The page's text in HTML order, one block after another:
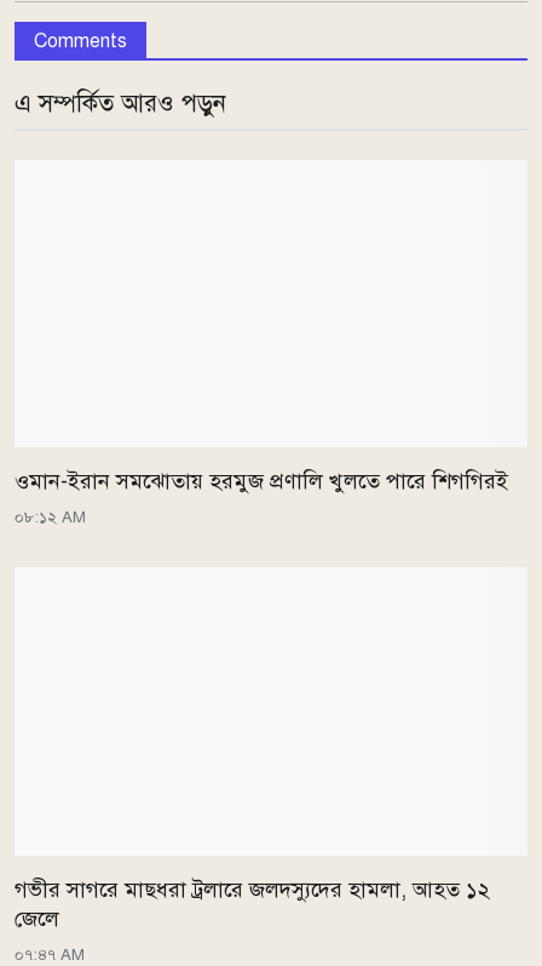
Comments
এ সম্পর্কিত আরও পড়ুন
ওমান-ইরান সমঝোতায় হরমুজ প্রণালি খুলতে পারে শিগগিরই
০৮:১২ AM
গভীর সাগরে মাছধরা ট্রলারে জলদস্যুদের হামলা, আহত ১২
জেলে
০৭:৪৭ AM